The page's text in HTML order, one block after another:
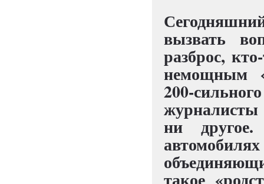
вызвать
разброс,
немощным
200-
журналисты
ни